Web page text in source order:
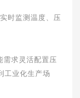
时监测温度、压
需求灵活配置压
工业化生产场